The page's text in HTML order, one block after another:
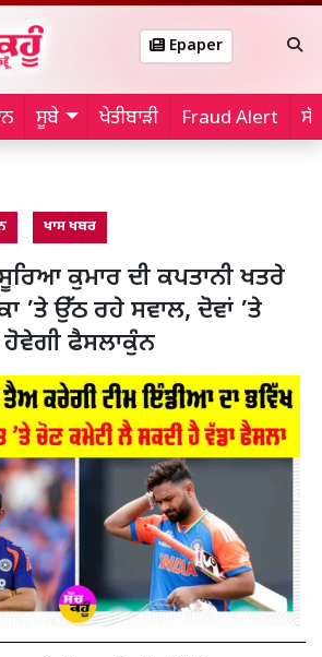
Epaper
ਸੂਬੇ ਖੇਤੀਬਾੜੀ Fraud Alert
ਖਾਸ ਖਬਰ
ਕੁਮਾਰ ਦੀ ਕਪਤਾਨੀ ਖਤਰੇ
’ਤੇ ਉੱਠ ਰਹੇ ਸਵਾਲ, ਦੋਵਾਂ ’ਤੇ
ਹੋਵੇਗੀ ਫੈਸਲਾਕੁੰਨ